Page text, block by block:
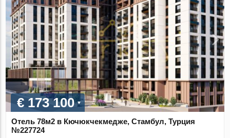
€ 173 100
Отель 78м2 в Кючюкчекмедже, Стамбул, Турция
№227724